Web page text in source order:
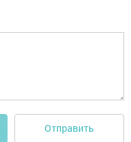
Отправить